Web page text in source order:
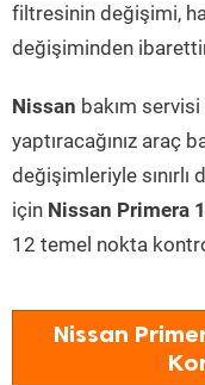
filtresinin değişimi,
değişiminden
Nissan bakım
yaptıracağınız araç
değişimleriyle
için Nissan Primera
12 temel nokta
Nissan